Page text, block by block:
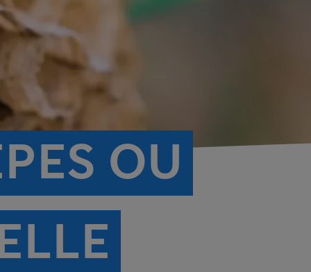
OU